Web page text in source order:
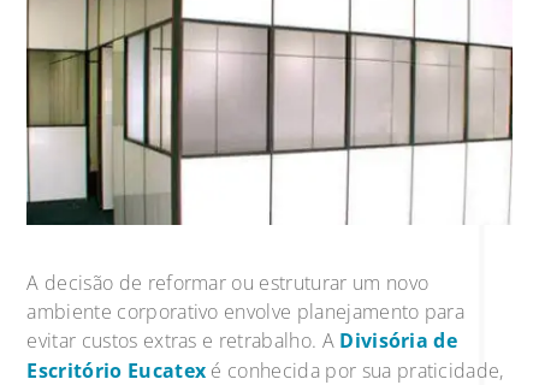
A decisão de reformar ou estruturar um novo
ambiente corporativo envolve planejamento para
evitar custos extras e retrabalho. A Divisória de
Escritório Eucatex é conhecida por sua praticidade,